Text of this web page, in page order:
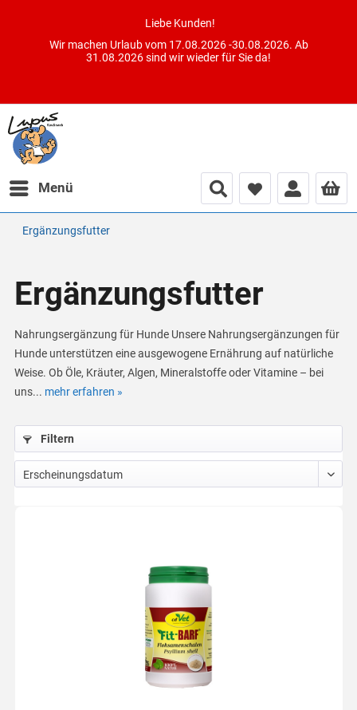
Liebe Kunden!
Wir machen Urlaub vom 17.08.2026 -30.08.2026. Ab
31.08.2026 sind wir wieder für Sie da!
Menü
Ergänzungsfutter
Ergänzungsfutter
Nahrungsergänzung für Hunde Unsere Nahrungsergänzungen für
Hunde unterstützen eine ausgewogene Ernährung auf natürliche
Weise. Ob Öle, Kräuter, Algen, Mineralstoffe oder Vitamine – bei
uns... mehr erfahren »
Filtern